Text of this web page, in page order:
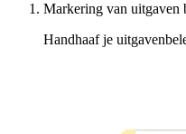
Markering van uitgaven
Handhaaf je